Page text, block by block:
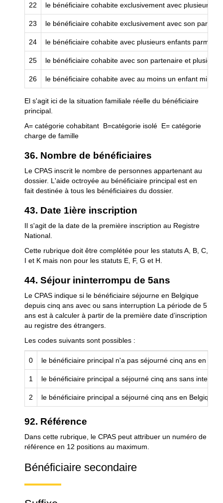
22 le bénéficiaire cohabite exclusivement avec plusieurs
23 le bénéficiaire cohabite exclusivement avec son
24 le bénéficiaire cohabite avec plusieurs enfants parmi
25 le bénéficiaire cohabite avec son partenaire et
26 le bénéficiaire cohabite avec au moins un enfant
El s'agit ici de la situation familiale réelle du bénéficiaire
principal.
A= catégorie cohabitant B=catégorie isolé E= catégorie
charge de famille
36. Nombre de bénéficiaires
Le CPAS inscrit le nombre de personnes appartenant au
dossier. L'aide octroyée au bénéficiaire principal est en
fait destinée à tous les bénéficiaires du dossier.
43. Date 1ière inscription
Il s'agit de la date de la première inscription au Registre
National.
Cette rubrique doit être complétée pour les statuts A, B, C,
I et K mais non pour les statuts E, F, G et H.
44. Séjour ininterrompu de 5ans
Le CPAS indique si le bénéficiaire séjourne en Belgique
depuis cinq ans avec ou sans interruption La période de 5
ans est à calculer à partir de la première date d’inscription
au registre des étrangers.
Les codes suivants sont possibles :
0 le bénéficiaire principal n'a pas séjourné cinq ans en
1 le bénéficiaire principal a séjourné cinq ans sans
2 le bénéficiaire principal a séjourné cinq ans en Belgique
92. Référence
Dans cette rubrique, le CPAS peut attribuer un numéro de
référence en 12 positions au maximum.
Bénéficiaire secondaire